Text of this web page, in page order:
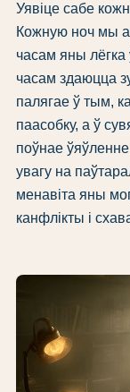
Уявіце сабе
Кожную ноч мы
часам яны лёгка
часам здаюцца
палягае ў тым,
паасобку, а ў
поўнае ўяўленне
увагу на
менавіта яны
канфлікты і